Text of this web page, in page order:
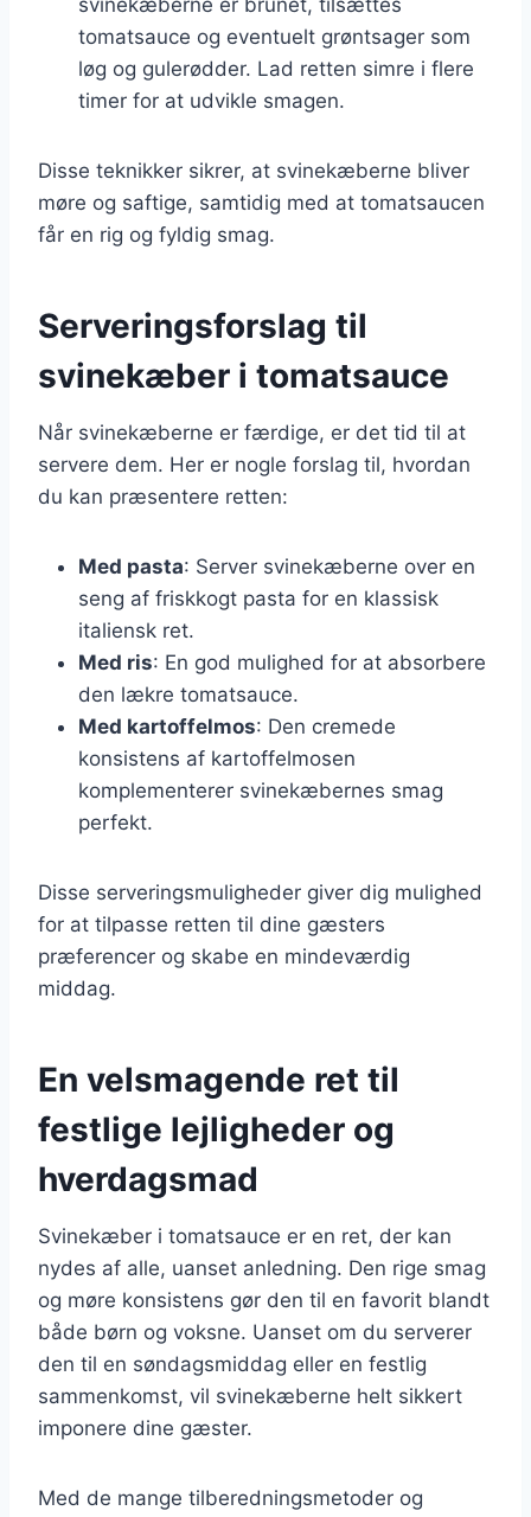
tomatsauce og eventuelt grøntsager som
løg og gulerødder. Lad retten simre i flere
timer for at udvikle smagen.
Disse teknikker sikrer, at svinekæberne bliver
møre og saftige, samtidig med at tomatsaucen
får en rig og fyldig smag.
Serveringsforslag til
svinekæber i tomatsauce
Når svinekæberne er færdige, er det tid til at
servere dem. Her er nogle forslag til, hvordan
du kan præsentere retten:
Med pasta: Server svinekæberne over en
seng af friskkogt pasta for en klassisk
italiensk ret.
Med ris: En god mulighed for at absorbere
den lækre tomatsauce.
Med kartoffelmos: Den cremede
konsistens af kartoffelmosen
komplementerer svinekæbernes smag
perfekt.
Disse serveringsmuligheder giver dig mulighed
for at tilpasse retten til dine gæsters
præferencer og skabe en mindeværdig
middag.
En velsmagende ret til
festlige lejligheder og
hverdagsmad
Svinekæber i tomatsauce er en ret, der kan
nydes af alle, uanset anledning. Den rige smag
og møre konsistens gør den til en favorit blandt
både børn og voksne. Uanset om du serverer
den til en søndagsmiddag eller en festlig
sammenkomst, vil svinekæberne helt sikkert
imponere dine gæster.
Med de mange tilberedningsmetoder og